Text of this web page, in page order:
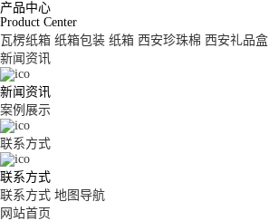
产品中心
Product Center
瓦楞纸箱 纸箱包装 纸箱 西安珍珠棉 西安礼品盒
新闻资讯
新闻资讯
案例展示
联系方式
联系方式
联系方式 地图导航
网站首页